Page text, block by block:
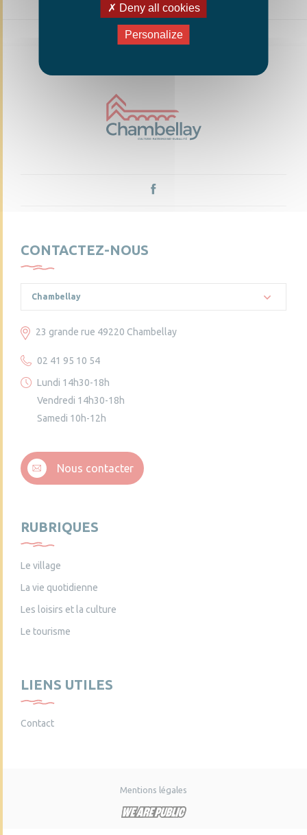
CONTACTEZ-NOUS
Chambellay
23 grande rue 49220 Chambellay
02 41 95 10 54
Lundi 14h30-18h
Vendredi 14h30-18h
Samedi 10h-12h
Nous contacter
RUBRIQUES
Le village
La vie quotidienne
Les loisirs et la culture
Le tourisme
LIENS UTILES
Contact
Mentions légales
Deny all cookies
Personalize